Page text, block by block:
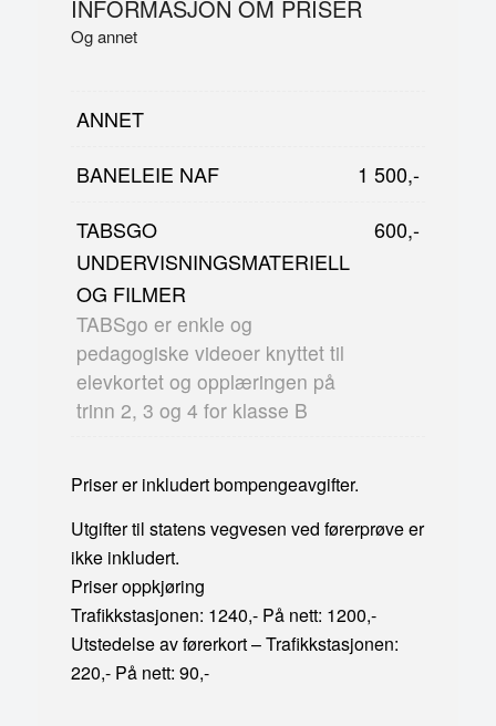
INFORMASJON OM PRISER
Og annet
ANNET
BANELEIE NAF
1 500,-
TABSGO
UNDERVISNINGSMATERIELL
OG FILMER
600,-
TABSgo er enkle og
pedagogiske videoer knyttet til
elevkortet og opplæringen på
trinn 2, 3 og 4 for klasse B
Priser er inkludert bompengeavgifter.
Utgifter til statens vegvesen ved førerprøve er
ikke inkludert.
Priser oppkjøring
Trafikkstasjonen: 1240,- På nett: 1200,-
Utstedelse av førerkort – Trafikkstasjonen:
220,- På nett: 90,-